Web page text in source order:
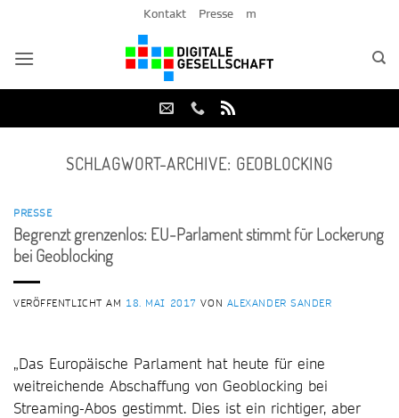
springen
Kontakt Presse m
SCHLAGWORT-ARCHIVE: GEOBLOCKING
PRESSE
Begrenzt grenzenlos: EU-Parlament stimmt für Lockerung
bei Geoblocking
VERÖFFENTLICHT AM 18. MAI 2017 VON ALEXANDER SANDER
„Das Europäische Parlament hat heute für eine
weitreichende Abschaffung von Geoblocking bei
Streaming-Abos gestimmt. Dies ist ein richtiger, aber